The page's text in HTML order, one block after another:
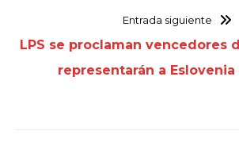
Entrada siguiente
LPS se proclaman vencedores
representarán a